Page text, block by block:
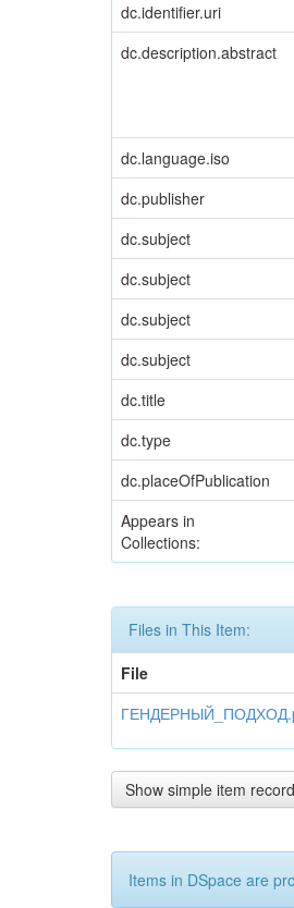
dc.identifier.uri
dc.description.abstract
dc.language.iso
dc.publisher
dc.subject
dc.subject
dc.subject
dc.subject
dc.title
dc.type
dc.placeOfPublication
Appears in
Collections:
Files in This Item:
File
Show simple item record
Items in DSpace are